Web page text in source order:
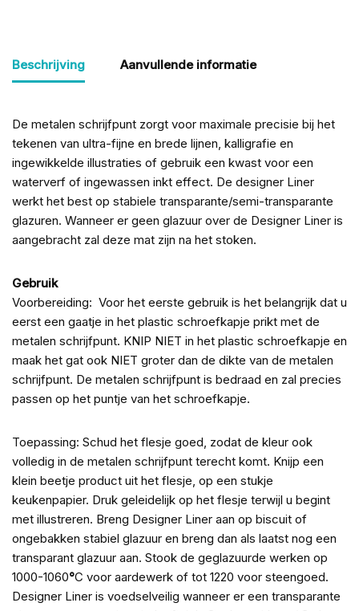
Beschrijving Aanvullende informatie
De metalen schrijfpunt zorgt voor maximale precisie bij het
tekenen van ultra-fijne en brede lijnen, kalligrafie en
ingewikkelde illustraties of gebruik een kwast voor een
waterverf of ingewassen inkt effect. De designer Liner
werkt het best op stabiele transparante/semi-transparante
glazuren. Wanneer er geen glazuur over de Designer Liner is
aangebracht zal deze mat zijn na het stoken.
Gebruik
Voorbereiding: Voor het eerste gebruik is het belangrijk dat u
eerst een gaatje in het plastic schroefkapje prikt met de
metalen schrijfpunt. KNIP NIET in het plastic schroefkapje en
maak het gat ook NIET groter dan de dikte van de metalen
schrijfpunt. De metalen schrijfpunt is bedraad en zal precies
passen op het puntje van het schroefkapje.
Toepassing: Schud het flesje goed, zodat de kleur ook
volledig in de metalen schrijfpunt terecht komt. Knijp een
klein beetje product uit het flesje, op een stukje
keukenpapier. Druk geleidelijk op het flesje terwijl u begint
met illustreren. Breng Designer Liner aan op biscuit of
ongebakken stabiel glazuur en breng dan als laatst nog een
transparant glazuur aan. Stook de geglazuurde werken op
1000-1060°C voor aardewerk of tot 1220 voor steengoed.
Designer Liner is voedselveilig wanneer er een transparante